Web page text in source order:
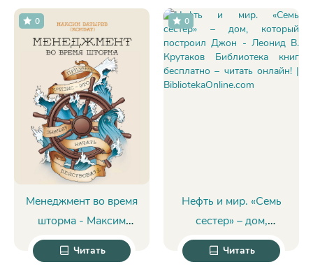
личных встреч -
Дмитрий Ткаченко
Менеджмент во время
шторма - Максим
Валерьевич Батырев
0
Читать
Нефть и мир. «Семь
сестер» – дом,
который построил
Джон - Леонид В.
0
Читать